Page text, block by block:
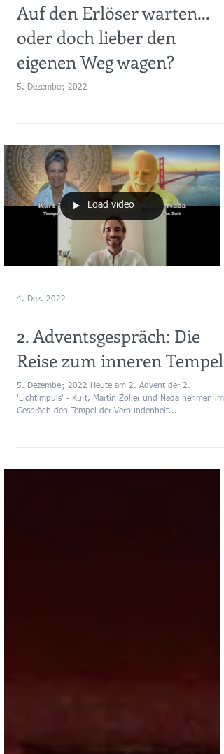
Auf den Erlöser warten...
oder doch lieber den
eigenen Weg wagen?
5. Dezember, 2022
Load video
4. Dez. 2022
2. Adventsgespräch: Die
Reise zum inneren Tempel!
5. Dezember, 2022 Heute am 2. Advent der 2.
'Lichtimpuls' - Kurt, Martin Zoller und Nada nehmen im
Gespräch den Tempel der Verbundenheit...